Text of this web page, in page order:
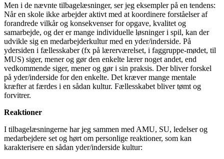
Men i de nævnte tilbagelæsninger, ser jeg eksempler på en tendens:
Når en skole ikke arbejder aktivt med at koordinere forståelser af
forandrede vilkår og konsekvenser for opgave, kvalitet og
samarbejde, og der er mange individuelle løsninger i spil, kan der
udvikle sig en medarbejderkultur med en yder/inderside. På
ydersiden i fællesskaber (fx på lærerværelset, i faggruppe-mødet, til
MUS) siger, mener og gør den enkelte lærer noget andet, end
vedkommende siger, mener og gør i sin praksis. Der bliver forskel
på yder/inderside for den enkelte. Det kræver mange mentale
kræfter at færdes i en sådan kultur. Fællesskabet bliver tømt og
forvitrer.
Reaktioner
I tilbagelæsningerne har jeg sammen med AMU, SU, ledelser og
medarbejdere set og hørt om personlige reaktioner, som kan
karakterisere en sådan yder/inderside kultur: